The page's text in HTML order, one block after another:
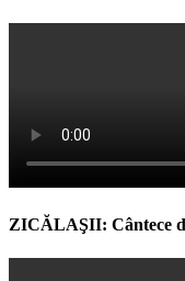
ZICĂLAŞII: Cântece